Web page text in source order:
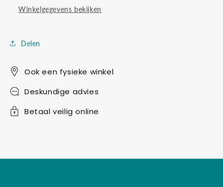
Winkelgegevens bekijken
Delen
Ook een fysieke winkel
Deskundige advies
Betaal veilig online